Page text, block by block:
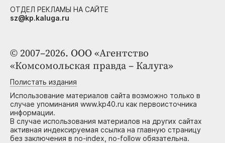
© 2007–2026. ООО «Агентство
«Комсомольская правда – Калуга»
Полистать издания
Использование материалов сайта возможно только в
случае упоминания www.kp40.ru как первоисточника
информации.
В случае использования материалов на других сайтах
активная индексируемая ссылка на главную страницу
без заключения в no-index, no-follow обязательна.
ОТДЕЛ РЕКЛАМЫ НА САЙТЕ
sz@kp.kaluga.ru